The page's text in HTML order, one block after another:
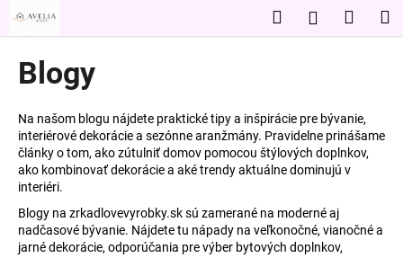
obsah
Hľadať
Blogy
Na našom blogu nájdete praktické tipy a inšpirácie pre bývanie,
interiérové dekorácie a sezónne aranžmány. Pravidelne prinášame
články o tom, ako zútulniť domov pomocou štýlových doplnkov,
ako kombinovať dekorácie a aké trendy aktuálne dominujú v
interiéri.
Blogy na zrkadlovevyrobky.sk sú zamerané na moderné aj
nadčasové bývanie. Nájdete tu nápady na veľkonočné, vianočné a
jarné dekorácie, odporúčania pre výber bytových doplnkov,
o
o
p
o
t
r
e